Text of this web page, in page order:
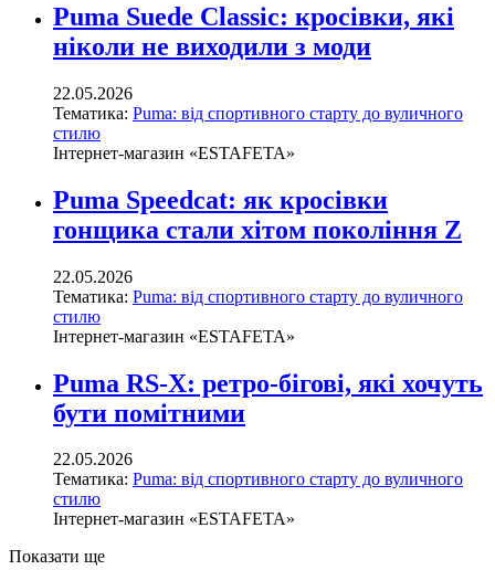
Puma Suede Classic: кросівки, які
ніколи не виходили з моди
22.05.2026
Тематика: Puma: від спортивного старту до вуличного
стилю
Інтернет-магазин «ESTAFETA»
Puma Speedcat: як кросівки
гонщика стали хітом покоління Z
22.05.2026
Тематика: Puma: від спортивного старту до вуличного
стилю
Інтернет-магазин «ESTAFETA»
Puma RS-X: ретро-бігові, які хочуть
бути помітними
22.05.2026
Тематика: Puma: від спортивного старту до вуличного
стилю
Інтернет-магазин «ESTAFETA»
Показати ще